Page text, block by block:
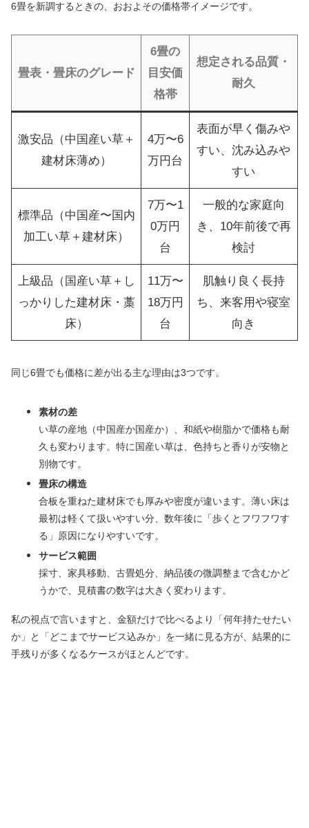
6畳を新調するときの、おおよその価格帯イメージです。
畳表・畳床のグレード
6畳の
目安価
格帯
想定される品質・
耐久
激安品（中国産い草＋
建材床薄め）
4万〜6
万円台
表面が早く傷みや
すい、沈み込みや
すい
標準品（中国産〜国内
加工い草＋建材床）
7万〜1
0万円
台
一般的な家庭向
き、10年前後で再
検討
上級品（国産い草＋し
っかりした建材床・藁
床）
11万〜
18万円
台
肌触り良く長持
ち、来客用や寝室
向き
同じ6畳でも価格に差が出る主な理由は3つです。
素材の差
い草の産地（中国産か国産か）、和紙や樹脂かで価格も耐
久も変わります。特に国産い草は、色持ちと香りが安物と
別物です。
畳床の構造
合板を重ねた建材床でも厚みや密度が違います。薄い床は
最初は軽くて扱いやすい分、数年後に「歩くとフワフワす
る」原因になりやすいです。
サービス範囲
採寸、家具移動、古畳処分、納品後の微調整まで含むかど
うかで、見積書の数字は大きく変わります。
私の視点で言いますと、金額だけで比べるより「何年持たせたい
か」と「どこまでサービス込みか」を一緒に見る方が、結果的に
手残りが多くなるケースがほとんどです。